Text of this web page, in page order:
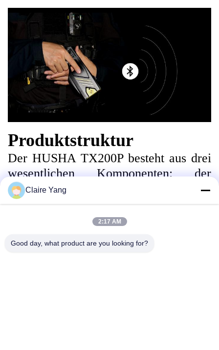
Produktstruktur
Der HUSHA TX200P besteht aus drei
wesentlichen Komponenten: der
Haupteinheit, der Patrone und der
Batterie.
Claire Yang
2:17 AM
Good day, what product are you looking for?